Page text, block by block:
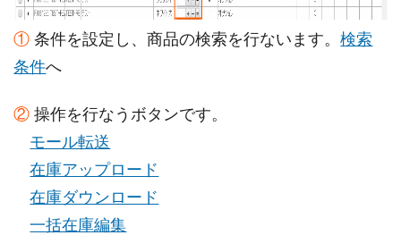
①条件を設定し、商品の検索を行ないます。検索
条件へ
②操作を行なうボタンです。
モール転送
在庫アップロード
在庫ダウンロード
一括在庫編集